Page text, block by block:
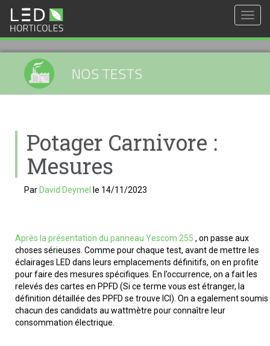
NOS TESTS
Potager Carnivore :
Mesures
ParDavid Deymel le 14/11/2023
Après la présentation du panneau Yescom 255 , on passe aux
choses sérieuses. Comme pour chaque test, avant de mettre les
éclairages LED dans leurs emplacements définitifs, on en profite
pour faire des mesures spécifiques. En l’occurrence, on a fait les
relevés des cartes en PPFD (Si ce terme vous est étranger, la
définition détaillée des PPFD se trouve ICI). On a egalement soumis
chacun des candidats au wattmètre pour connaître leur
consommation électrique.